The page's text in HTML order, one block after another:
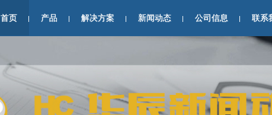
首页 产品 解决方案 新闻动态 公司信息 联系